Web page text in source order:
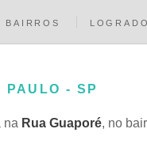
BAIRROS
PAULO - SP
na Rua Guaporé, no